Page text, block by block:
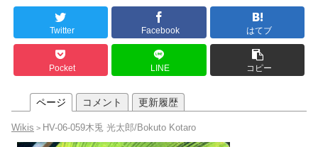
Twitter Facebook はてブ
Pocket LINE コピー
ページ コメント 更新履歴
Wikis > HV-06-059木兎 光太郎/Bokuto Kotaro